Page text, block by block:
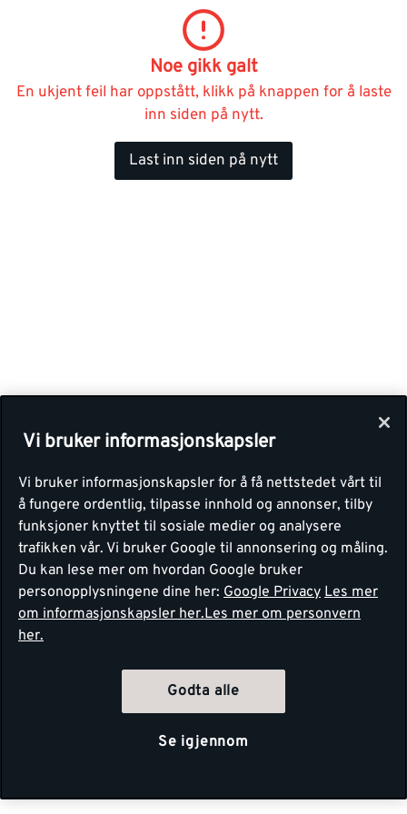
Noe gikk galt
En ukjent feil har oppstått, klikk på knappen for å laste
inn siden på nytt.
Last inn siden på nytt
Vi bruker informasjonskapsler
Vi bruker informasjonskapsler for å få nettstedet vårt til
å fungere ordentlig, tilpasse innhold og annonser, tilby
funksjoner knyttet til sosiale medier og analysere
trafikken vår. Vi bruker Google til annonsering og måling.
Du kan lese mer om hvordan Google bruker
personopplysningene dine her: Google Privacy Les mer
om informasjonskapsler her.Les mer om personvern
her.
Godta alle
Se igjennom